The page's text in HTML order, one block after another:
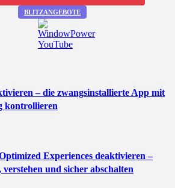
BLITZANGEBOTE
– die zwangsinstallierte App mit
kontrollieren
Experiences deaktivieren –
und sicher abschalten